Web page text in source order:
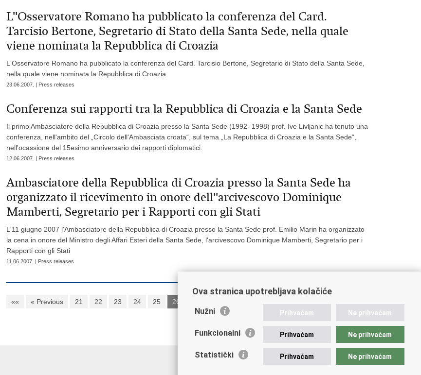
L''Osservatore Romano ha pubblicato la conferenza del Card.
Tarcisio Bertone, Segretario di Stato della Santa Sede, nella quale
viene nominata la Repubblica di Croazia
L'Osservatore Romano ha pubblicato la conferenza del Card. Tarcisio Bertone, Segretario di Stato della Santa Sede,
nella quale viene nominata la Repubblica di Croazia
23.06.2007. | Press releases
Conferenza sui rapporti tra la Repubblica di Croazia e la Santa Sede
Il primo Ambasciatore della Repubblica di Croazia presso la Santa Sede (1992- 1998) prof. Ive Livljanic ha tenuto una
conferenza, nell'ambito del „Circolo dell'Ambasciata croata“, sul tema „La Repubblica di Croazia e la Santa Sede“,
nell'ocassione del 15esimo anniversario dei rapporti diplomatici.
12.06.2007. | Press releases
Ambasciatore della Repubblica di Croazia presso la Santa Sede ha
organizzato il ricevimento in onore dell''arcivescovo Dominique
Mamberti, Segretario per i Rapporti con gli Stati
L'11 giugno 2007 l'Ambasciatore della Repubblica di Croazia presso la Santa Sede prof. Emilio Marin ha organizzato
la cena in onore del Ministro degli Affari Esteri della Santa Sede, l'arcivescovo Dominique Mamberti, Segretario per i
Rapporti con gli Stati
11.06.2007. | Press releases
«« « Previous 21 22 23 24 25 26
Ova stranica upotrebljava kolačiće
Nužni Prihvaćam Ne prihvaćam
Funkcionalni Prihvaćam Ne prihvaćam
Statistički Prihvaćam Ne prihvaćam